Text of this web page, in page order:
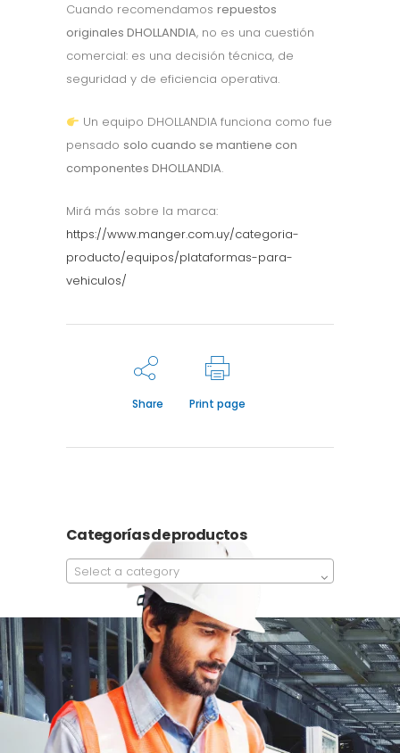
Cuando recomendamos repuestos
originales DHOLLANDIA, no es una cuestión
comercial: es una decisión técnica, de
seguridad y de eficiencia operativa.
Un equipo DHOLLANDIA funciona como fue
pensado solo cuando se mantiene con
componentes DHOLLANDIA.
Mirá más sobre la marca:
https://www.manger.com.uy/categoria-
producto/equipos/plataformas-para-
vehiculos/
Share Print page
Categorías de productos
Select a category